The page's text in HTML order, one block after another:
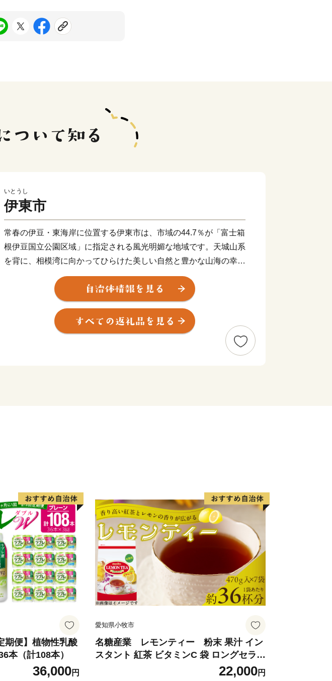
いとうし
伊東市
常春の伊豆・東海岸に位置する伊東市は、市域の44.7％が「富士箱
根伊豆国立公園区域」に指定される風光明媚な地域です。天城山系
を背に、相模湾に向かってひらけた美しい自然と豊かな山海の幸に
恵まれた明るい温泉リゾート地として多くの人を魅了しています。
また、伊豆半島は２０１８年にユネスコ世界ジオパークに認定さ
れ、市内には大室山や城ケ崎祈願などのジオサイトが数多く点在し
ています。これだけの豊かな自然に囲まれていながら、首都圏まで
新幹線を使えば約９０分というアクセスの良さも魅力の一つです。
四季を通じて温暖な気候に恵まれた環境の中で、市民は生涯にわた
期便】植物性乳酸
本（計108本）
36,000円
愛知県小牧市
名糖産業 レモンティー 粉末 果汁 イン
スタント 紅茶 ビタミンC 袋 ロングセラー
粉末飲料 粉末茶 簡単 手軽 ホット アイス
22,000円